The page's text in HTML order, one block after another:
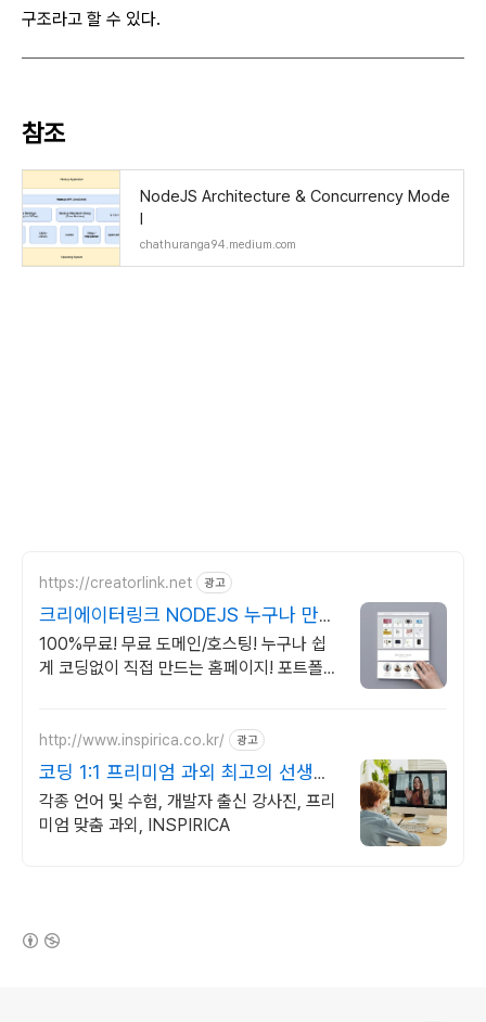
구조라고 할 수 있다.
참조
NodeJS Architecture & Concurrency Mode
l
chathuranga94.medium.com
https://creatorlink.net 광고
크리에이터링크 NODEJS 누구나 만드
는 홈페이지
100%무료! 무료 도메인/호스팅! 누구나 쉽
게 코딩없이 직접 만드는 홈페이지! 포트폴리
http://www.inspirica.co.kr/ 광고
코딩 1:1 프리미엄 과외 최고의 선생님
들과 함께
각종 언어 및 수험, 개발자 출신 강사진, 프리
미엄 맞춤 과외, INSPIRICA